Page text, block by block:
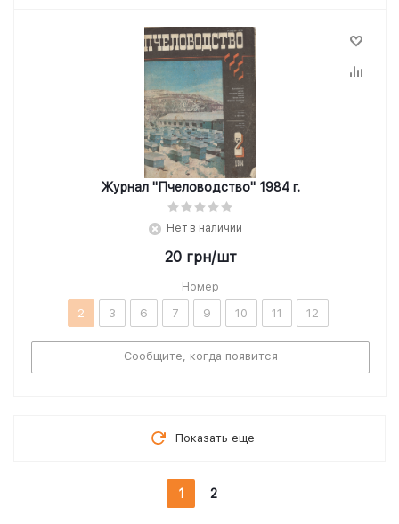
Журнал "Пчеловодство" 1984 г.
Нет в наличии
20грн/шт
Номер
2 3 6 7 9 10 11 12
Сообщите, когда появится
Показать еще
1 2